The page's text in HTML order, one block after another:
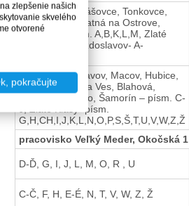
Nový Život - Eliášovce, Tonkovce,
Vojtechovce, Blatná na Ostrove,
Šamorín – písm. A,B,K,L,M, Zlaté
Klasy - R, Hviezdoslavov- A-
Janíky, Kvetoslavov, Macov, Hubice,
Trnávka, Bellova Ves, Blahová,
Čakany, Mierovo, Šamorín – písm. C-
J, Zlaté Klasy- písm.
G,H,CH,I,J,K,L,N,O,P,S,Š,T,U,V,W,Z,Ž
pracovisko Veľký Meder, Okočská 1
D-Ď, G, I, J, L, M, O, R , U
C-Č, F, H, E-É, N, T, V, W, Z, Ž
zlepšenie našich
skvelého
otvorené
pokračujte